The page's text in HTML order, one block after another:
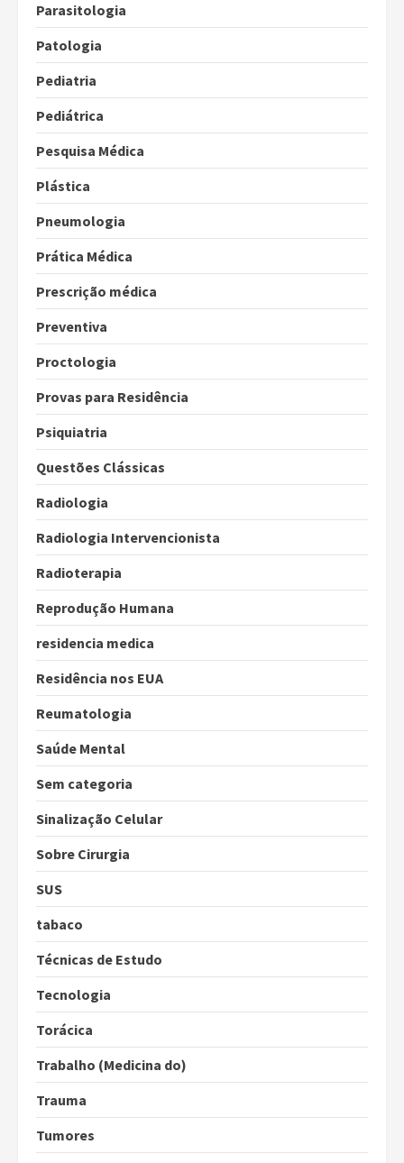
Parasitologia
Patologia
Pediatria
Pediátrica
Pesquisa Médica
Plástica
Pneumologia
Prática Médica
Prescrição médica
Preventiva
Proctologia
Provas para Residência
Psiquiatria
Questões Clássicas
Radiologia
Radiologia Intervencionista
Radioterapia
Reprodução Humana
residencia medica
Residência nos EUA
Reumatologia
Saúde Mental
Sem categoria
Sinalização Celular
Sobre Cirurgia
SUS
tabaco
Técnicas de Estudo
Tecnologia
Torácica
Trabalho (Medicina do)
Trauma
Tumores